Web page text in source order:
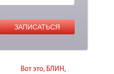
ЗАПИСАТЬСЯ
Вот это, БЛИН,